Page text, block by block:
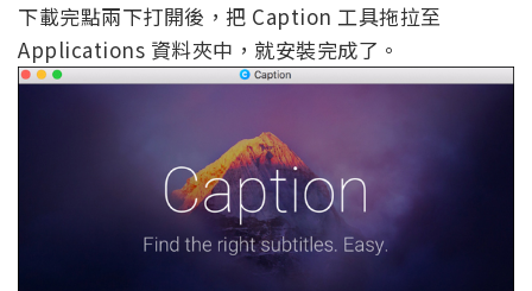
下載完點兩下打開後，把 Caption 工具拖拉至
Applications 資料夾中，就安裝完成了。